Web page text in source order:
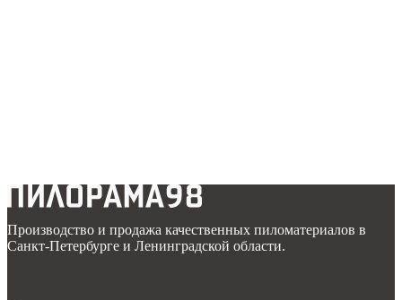
Производство и продажа качественных пиломатериалов в
Санкт-Петербурге и Ленинградской области.